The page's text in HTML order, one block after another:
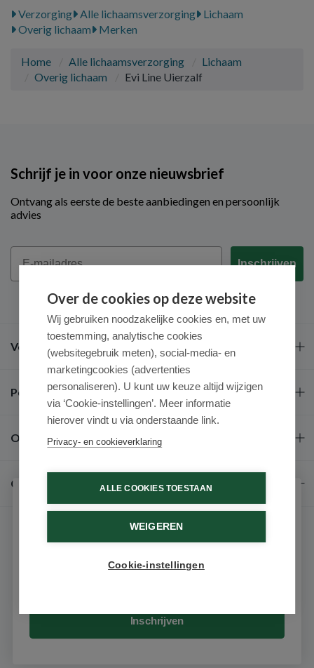
Verzorging Alle lichaamsverzorging
Lichaam
Overig lichaam
Merken
Home Alle lichaamsverzorging
Lichaam
Overig lichaam
Evi Line Uierzalf
Schrijf je in voor onze nieuwsbrief
Ontvang als eerste de beste aanbiedingen en persoonlijk
advies
Email
Inschrijven
Veel gestelde vragen
Populaire merken
Over ons
Contact
Over de cookies op deze website
Wij gebruiken noodzakelijke cookies en, met uw
toestemming, analytische cookies
(websitegebruik meten), social-media- en
marketingcookies (advertenties
personaliseren). U kunt uw keuze altijd wijzigen
via ‘Cookie-instellingen’. Meer informatie
hierover vindt u via onderstaande link.
Privacy- en cookieverklaring
ALLE COOKIES TOESTAAN
WEIGEREN
Cookie-instellingen
Schrijf je in voor onze nieuwsbrief
Ontvang als eerste de beste aanbiedingen en persoonlijk
advies
Inschrijven